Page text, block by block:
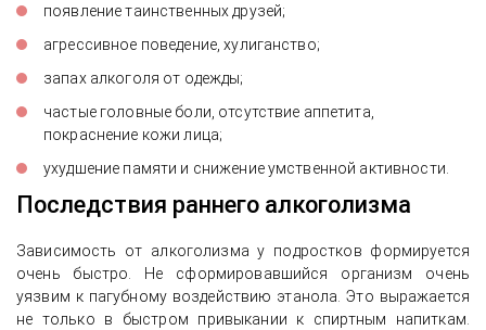
появление таинственных друзей;
агрессивное поведение, хулиганство;
запах алкоголя от одежды;
частые головные боли, отсутствие аппетита,
покраснение кожи лица;
ухудшение памяти и снижение умственной активности.
Последствия раннего алкоголизма
Зависимость от алкоголизма у подростков формируется
очень быстро. Не сформировавшийся организм очень
уязвим к пагубному воздействию этанола. Это выражается
не только в быстром привыкании к спиртным напиткам.